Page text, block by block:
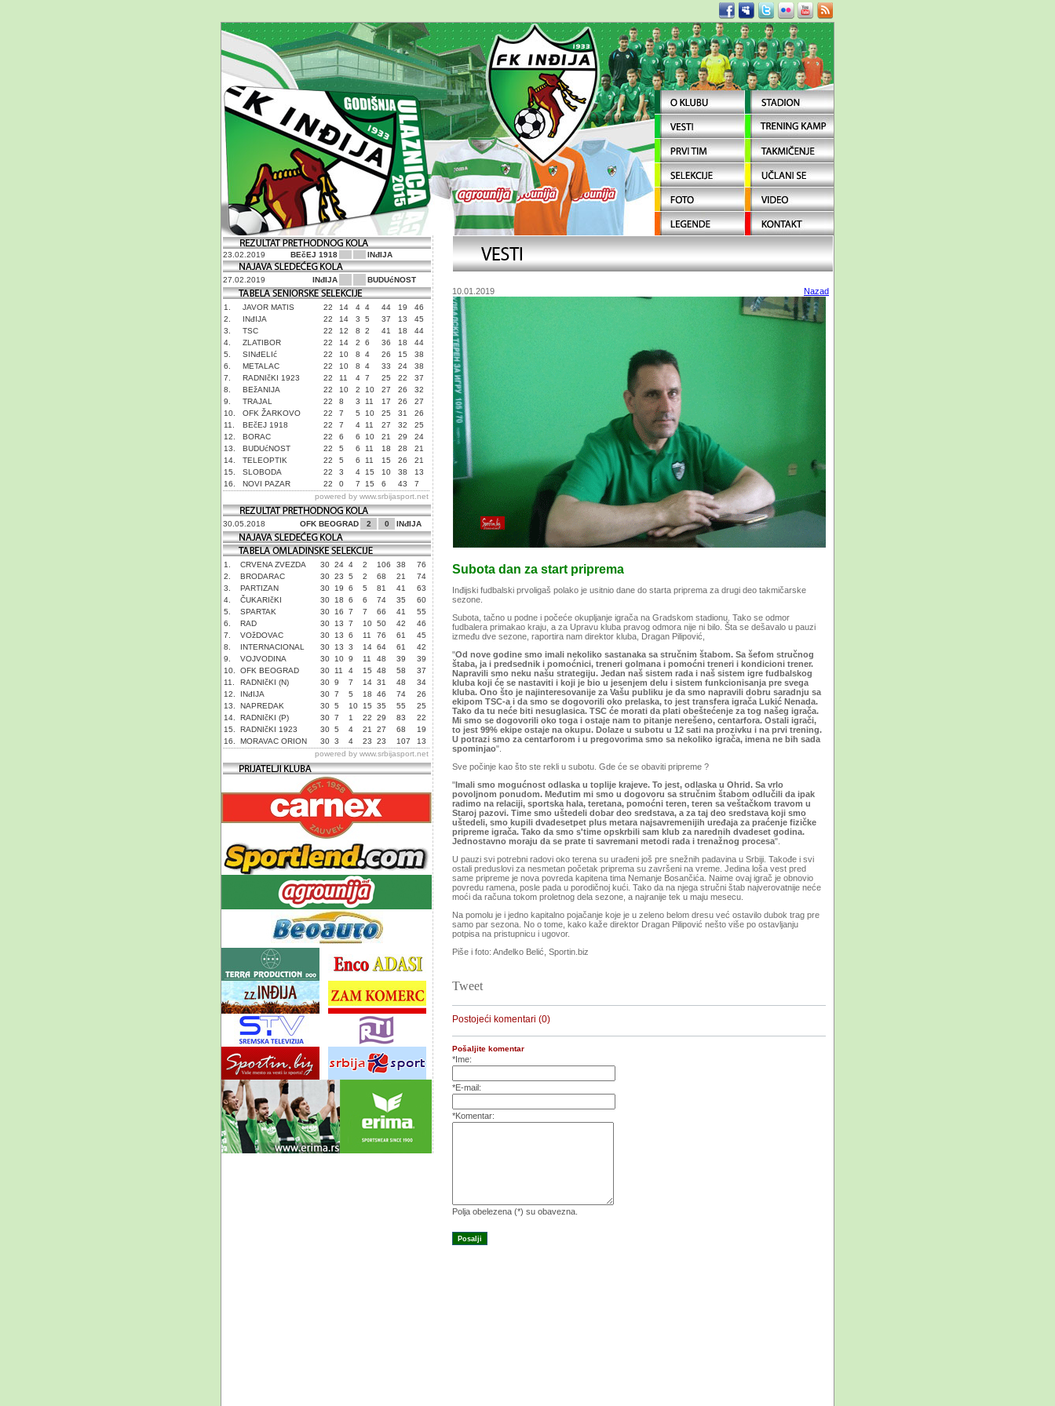
23.02.2019 BEčEJ 1918 INđIJA
27.02.2019 INđIJA BUDUćNOST
1. JAVOR MATIS 22 14 4 4 44 19
46
2.
INđIJA 22 14 3 5 37 13
45
3.
TSC 22 12 8 2 41 18
44
4.
ZLATIBOR 22 14 2 6 36 18
44
5.
SINđELIć 22 10 8 4 26 15
38
6.
METALAC 22 10 8 4 33 24
38
7.
RADNIčKI 1923 22 11 4 7 25 22
37
8.
BEžANIJA 22 10 2 10 27 26
32
9.
TRAJAL 22 8 3 11 17 26
27
10.
OFK ŽARKOVO 22 7 5 10 25 31
26
11.
BEčEJ 1918 22 7 4 11 27 32
25
12.
BORAC 22 6 6 10 21 29
24
13.
BUDUćNOST 22 5 6 11 18 28
21
14.
TELEOPTIK 22 5 6 11 15 26
21
15.
SLOBODA 22 3 4 15 10 38
13
16.
NOVI PAZAR 22 0 7 15 6 43
7
powered by www.srbijasport.net
30.05.2018 OFK BEOGRAD 2 0 INđIJA
1. CRVENA ZVEZDA 30 24 4 2 106 38
76
2.
BRODARAC 30 23 5 2 68 21
74
3.
PARTIZAN 30 19 6 5 81 41
63
4.
ČUKARIčKI 30 18 6 6 74 35
60
5.
SPARTAK 30 16 7 7 66 41
55
6.
RAD 30 13 7 10 50 42
46
7.
VOžDOVAC 30 13 6 11 76 61
45
8.
INTERNACIONAL 30 13 3 14 64 61
42
9.
VOJVODINA 30 10 9 11 48 39
39
10.
OFK BEOGRAD 30 11 4 15 48 58
37
11.
RADNIčKI (N) 30 9 7 14 31 48
34
12.
INđIJA 30 7 5 18 46 74
26
13.
NAPREDAK 30 5 10 15 35 55
25
14.
RADNIčKI (P) 30 7 1 22 29 83
22
15.
RADNIčKI 1923 30 5 4 21 27 68
19
16.
MORAVAC ORION 30 3 4 23 23 107
13
powered by www.srbijasport.net
10.01.2019 Nazad
Subota dan za start priprema
Inđijski fudbalski prvoligaš polako je usitnio dane do starta priprema za drugi deo takmičarske
sezone.
Subota, tačno u podne i počeće okupljanje igrača na Gradskom stadionu. Tako se odmor
fudbalera primakao kraju, a za Upravu kluba pravog odmora nije ni bilo. Šta se dešavalo u pauzi
između dve sezone, raportira nam direktor kluba, Dragan Pilipović,
"Od nove godine smo imali nekoliko sastanaka sa stručnim štabom. Sa šefom stručnog
štaba, ja i predsednik i pomoćnici, treneri golmana i pomoćni treneri i kondicioni trener.
Napravili smo neku našu strategiju. Jedan naš sistem rada i naš sistem igre fudbalskog
kluba koji će se nastaviti i koji je bio u jesenjem delu i sistem funkcionisanja pre svega
kluba. Ono što je najinteresovanije za Vašu publiku je da smo napravili dobru saradnju sa
ekipom TSC-a i da smo se dogovorili oko prelaska, to jest transfera igrača Lukić Nenada.
Tako da tu neće biti nesuglasica. TSC će morati da plati obeštećenje za tog našeg igrača.
Mi smo se dogovorili oko toga i ostaje nam to pitanje nerešeno, centarfora. Ostali igrači,
to jest 99% ekipe ostaje na okupu. Dolaze u subotu u 12 sati na prozivku i na prvi trening.
U potrazi smo za centarforom i u pregovorima smo sa nekoliko igrača, imena ne bih sada
spominjao".
Sve počinje kao što ste rekli u subotu. Gde će se obaviti pripreme ?
"Imali smo mogućnost odlaska u toplije krajeve. To jest, odlaska u Ohrid. Sa vrlo
povoljnom ponudom. Međutim mi smo u dogovoru sa stručnim štabom odlučili da ipak
radimo na relaciji, sportska hala, teretana, pomoćni teren, teren sa veštačkom travom u
Staroj pazovi. Time smo uštedeli dobar deo sredstava, a za taj deo sredstava koji smo
uštedeli, smo kupili dvadesetpet plus metara najsavremenijih uređaja za praćenje fizičke
pripreme igrača. Tako da smo s'time opskrbili sam klub za narednih dvadeset godina.
Jednostavno moraju da se prate ti savremani metodi rada i trenažnog procesa".
U pauzi svi potrebni radovi oko terena su urađeni još pre snežnih padavina u Srbiji. Takođe i svi
ostali preduslovi za nesmetan početak priprema su završeni na vreme. Jedina loša vest pred
same pripreme je nova povreda kapitena tima Nemanje Bosančića. Naime ovaj igrač je obnovio
povredu ramena, posle pada u porodičnoj kući. Tako da na njega stručni štab najverovatnije neće
moći da računa tokom proletnog dela sezone, a najranije tek u maju mesecu.
Na pomolu je i jedno kapitalno pojačanje koje je u zeleno belom dresu već ostavilo dubok trag pre
samo par sezona. No o tome, kako kaže direktor Dragan Pilipović nešto više po ostavljanju
potpisa na pristupnicu i ugovor.
Piše i foto: Anđelko Belić, Sportin.biz
Tweet
Postojeći komentari (0)
Pošaljite komentar
*Ime:
*E-mail:
*Komentar:
Polja obelezena (*) su obavezna.